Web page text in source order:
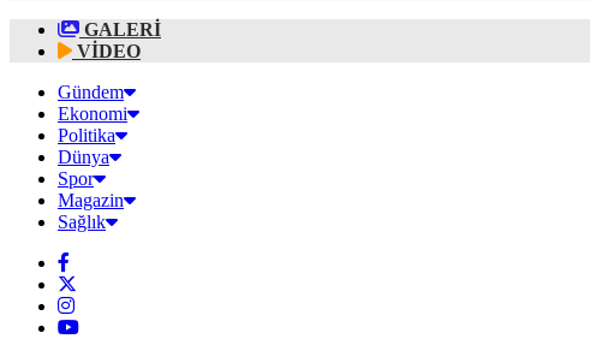
GALERİ
VİDEO
Gündem
Ekonomi
Politika
Dünya
Spor
Magazin
Sağlık